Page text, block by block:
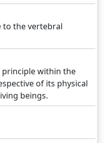
to the vertebral
principle within the
of its physical
beings.